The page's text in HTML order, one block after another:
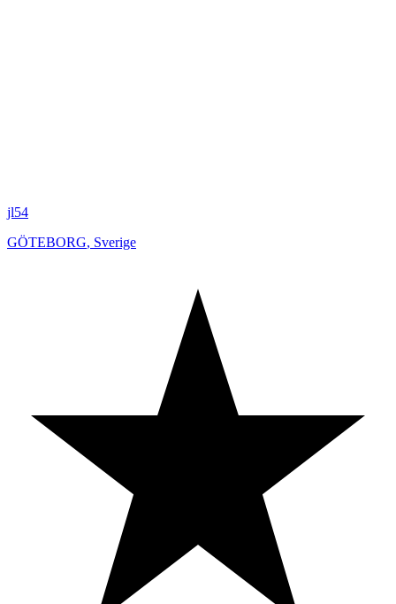
jl54
GÖTEBORG, Sverige